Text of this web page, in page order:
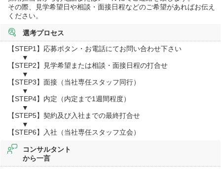
その際、見学希望日や相談・面接日程などのご希望があればお伝え
ください。
選考プロセス
【STEP1】応募ボタン・お電話にてお問い合わせ下さい
▼
【STEP2】見学希望または相談・面接日程の打合せ
▼
【STEP3】面接（当社専任スタッフ同行）
▼
【STEP4】内定（内定まで1週間程度）
▼
【STEP5】契約及び入社までの最終打合せ
▼
【STEP6】入社（当社専任スタッフ立会）
コンサルタント
から一言